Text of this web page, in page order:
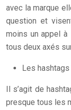
avec la marque
question et
moins un appel
tous deux axés
Les
Il s’agit de
presque tous les